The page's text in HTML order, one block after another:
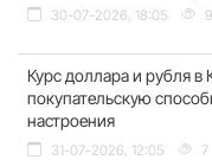
30-07-2026, 18:05 9
Курс доллара и рубля в
покупательскую
настроения
31-07-2026, 12:05 7